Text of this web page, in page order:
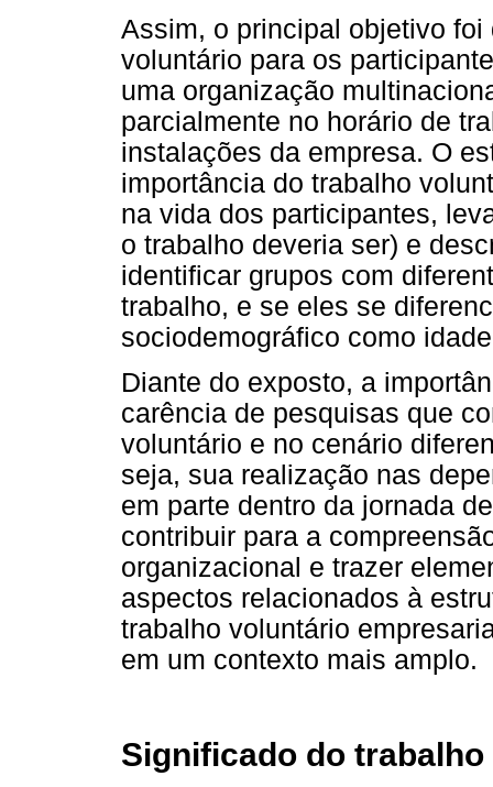
Assim, o principal objetivo
voluntário para os
uma organização
parcialmente no horário de
instalações da empresa. O
importância do trabalho
na vida dos participantes,
o trabalho deveria ser) e
identificar grupos com
trabalho, e se eles se
sociodemográfico como
Diante do exposto, a
carência de pesquisas que
voluntário e no cenário
seja, sua realização nas
em parte dentro da jornada
contribuir para a
organizacional e trazer
aspectos relacionados à
trabalho voluntário
em um contexto mais amplo.
Significado do trabalho